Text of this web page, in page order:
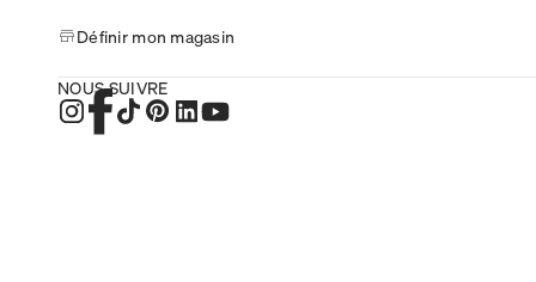
Définir mon magasin
NOUS SUIVRE